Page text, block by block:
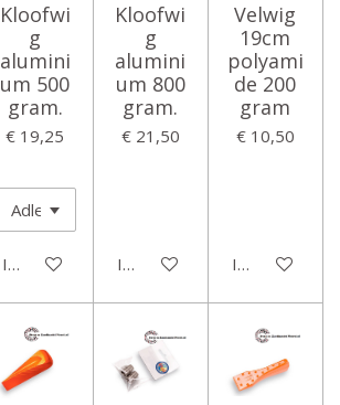
Kloofwi
g
alumini
um 500
gram.
€ 19,25
In winkelwagen
Kloofwi
g
alumini
um 800
gram.
€ 21,50
In winkelwagen
Velwig
19cm
polyami
de 200
gram
€ 10,50
In